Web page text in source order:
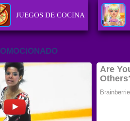
JUEGOS DE COCINA